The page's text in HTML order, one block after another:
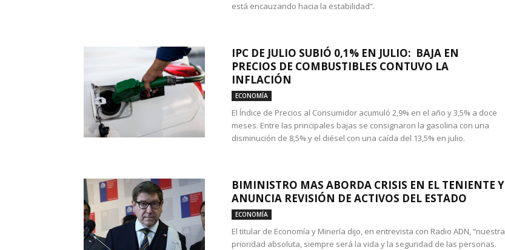
está encauzando hacia la estabilidad”.
IPC DE JULIO SUBIÓ 0,1% EN JULIO: BAJA EN
PRECIOS DE COMBUSTIBLES CONTUVO LA
INFLACIÓN
ECONOMÍA
El Índice de Precios al Consumidor acumuló 2,9% en el año y 3,5% a doce
meses. Entre las principales bajas se consignaron la gasolina con una
disminución de 8,5% y el diésel con una caída del 13,5% en julio.
BIMINISTRO MAS ABORDA CRISIS EN EL TENIENTE Y
ANUNCIA REVISIÓN DE ACTIVOS DEL ESTADO
ECONOMÍA
El titular de Economía y Minería dijo, en entrevista con Radio ADN, “nuestra
prioridad absoluta, siempre será la vida y la seguridad de las personas.